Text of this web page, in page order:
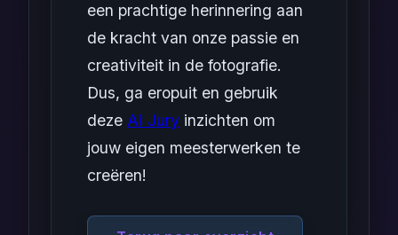
een prachtige herinnering aan
de kracht van onze passie en
creativiteit in de fotografie.
Dus, ga eropuit en gebruik
deze AI Jury inzichten om
jouw eigen meesterwerken te
creëren!